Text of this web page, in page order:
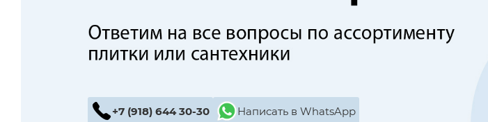
+7 (918) 644 30-30 Написать в WhatsApp